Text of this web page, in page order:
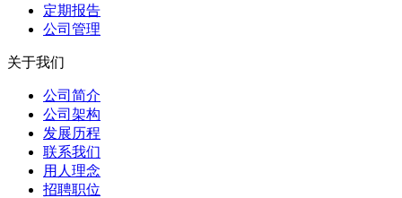
定期报告
公司管理
关于我们
公司简介
公司架构
发展历程
联系我们
用人理念
招聘职位